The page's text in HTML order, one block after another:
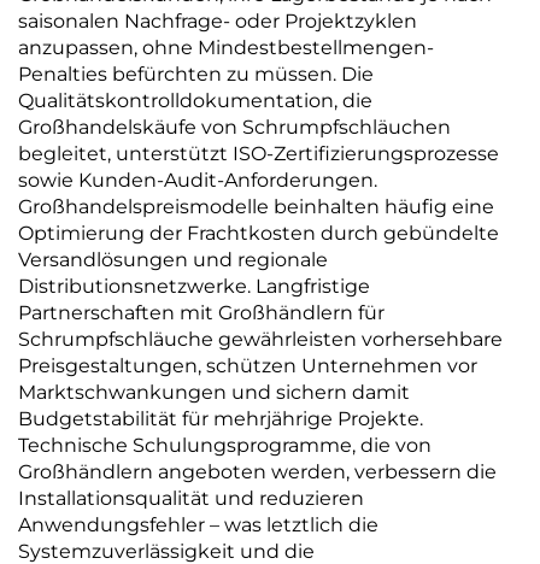
saisonalen Nachfrage- oder Projektzyklen
anzupassen, ohne Mindestbestellmengen-
Penalties befürchten zu müssen. Die
Qualitätskontrolldokumentation, die
Großhandelskäufe von Schrumpfschläuchen
begleitet, unterstützt ISO-Zertifizierungsprozesse
sowie Kunden-Audit-Anforderungen.
Großhandelspreismodelle beinhalten häufig eine
Optimierung der Frachtkosten durch gebündelte
Versandlösungen und regionale
Distributionsnetzwerke. Langfristige
Partnerschaften mit Großhändlern für
Schrumpfschläuche gewährleisten vorhersehbare
Preisgestaltungen, schützen Unternehmen vor
Marktschwankungen und sichern damit
Budgetstabilität für mehrjährige Projekte.
Technische Schulungsprogramme, die von
Großhändlern angeboten werden, verbessern die
Installationsqualität und reduzieren
Anwendungsfehler – was letztlich die
Systemzuverlässigkeit und die